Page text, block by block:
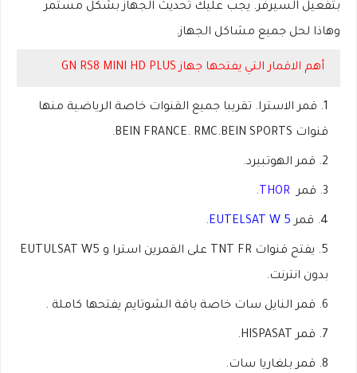
بتفعيل السيرفر. يجب عليك تحديث الجهاز بشكل مستمر
وهاذا لحل جميع مشاكل الجهاز.
أهم الاقمار التي يفتحها جهاز GN RS8 MINI HD PLUS
قمر الاسترا. تقريبا جميع القنوات خاصة الرياضية منها
قنوات BEIN FRANCE. RMC.BEIN SPORTS.
قمر الهوتبيرد.
قمر THOR
.
قمر EUTELSAT W 5
.
يفتح قنوات TNT FR على القمرين استرا و EUTULSAT W5
بدون انترنت.
قمر النايل سات خاصة باقة الشوتايم يفتحها كاملة .
قمر HISPASAT.
قمر بلغاريا سات.